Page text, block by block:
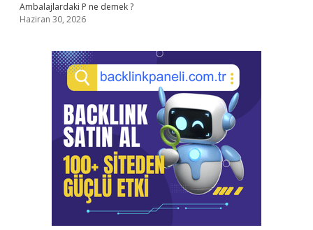
Ambalajlardaki P ne demek ?
Haziran 30, 2026